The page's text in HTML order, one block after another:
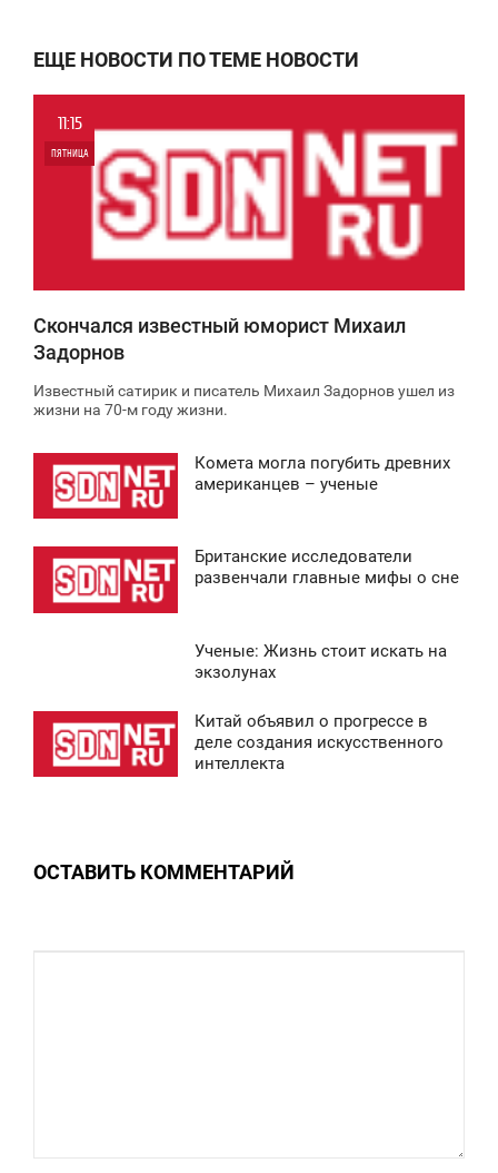
ЕЩЕ НОВОСТИ ПО ТЕМЕ НОВОСТИ
11:15
ПЯТНИЦА
Скончался известный юморист Михаил
Задорнов
Известный сатирик и писатель Михаил Задорнов ушел из
жизни на 70-м году жизни.
Комета могла погубить древних
американцев – ученые
Британские исследователи
развенчали главные мифы о сне
Ученые: Жизнь стоит искать на
экзолунах
Китай объявил о прогрессе в
деле создания искусственного
интеллекта
ОСТАВИТЬ КОММЕНТАРИЙ